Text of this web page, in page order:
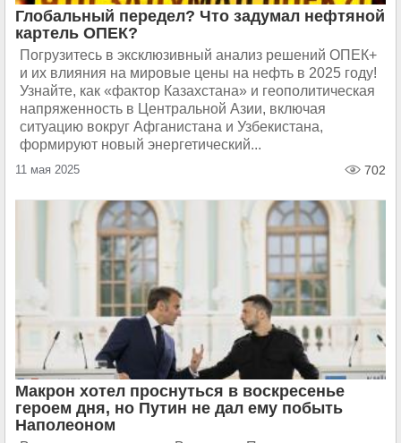
Глобальный передел? Что задумал нефтяной
картель ОПЕК?
Погрузитесь в эксклюзивный анализ решений ОПЕК+
и их влияния на мировые цены на нефть в 2025 году!
Узнайте, как «фактор Казахстана» и геополитическая
напряженность в Центральной Азии, включая
ситуацию вокруг Афганистана и Узбекистана,
формируют новый энергетический...
11 мая 2025 702
Макрон хотел проснуться в воскресенье
героем дня, но Путин не дал ему побыть
Наполеоном